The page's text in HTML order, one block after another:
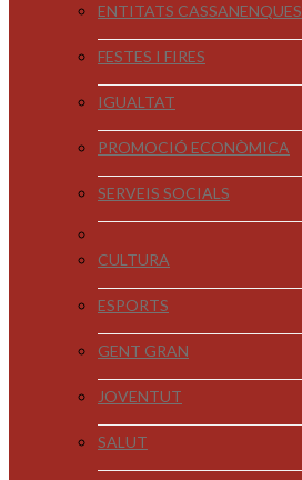
ENTITATS CASSANENQUES
FESTES I FIRES
IGUALTAT
PROMOCIÓ ECONÒMICA
SERVEIS SOCIALS
CULTURA
ESPORTS
GENT GRAN
JOVENTUT
SALUT